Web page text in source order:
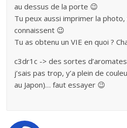
au dessus de la porte 😉
Tu peux aussi imprimer la photo,
connaissent 😉
Tu as obtenu un VIE en quoi ?
c3dr1c -> des sortes
j’sais pas trop, y’a plein de
au Japon)… faut essayer 😉